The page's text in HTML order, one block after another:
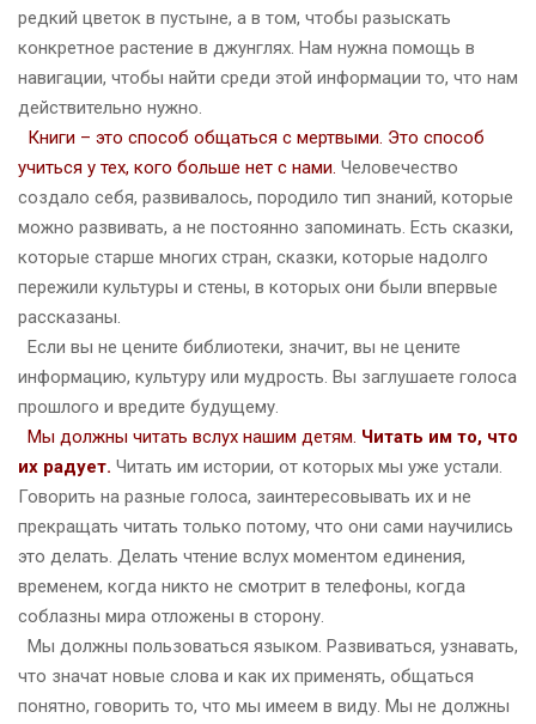
редкий цветок в пустыне, а в том, чтобы разыскать
конкретное растение в джунглях. Нам нужна помощь в
навигации, чтобы найти среди этой информации то, что нам
действительно нужно.
Книги – это способ общаться с мертвыми. Это способ
учиться у тех, кого больше нет с нами. Человечество
создало себя, развивалось, породило тип знаний, которые
можно развивать, а не постоянно запоминать. Есть сказки,
которые старше многих стран, сказки, которые надолго
пережили культуры и стены, в которых они были впервые
рассказаны.
Если вы не цените библиотеки, значит, вы не цените
информацию, культуру или мудрость. Вы заглушаете голоса
прошлого и вредите будущему.
Мы должны читать вслух нашим детям. Читать им то, что
их радует. Читать им истории, от которых мы уже устали.
Говорить на разные голоса, заинтересовывать их и не
прекращать читать только потому, что они сами научились
это делать. Делать чтение вслух моментом единения,
временем, когда никто не смотрит в телефоны, когда
соблазны мира отложены в сторону.
Мы должны пользоваться языком. Развиваться, узнавать,
что значат новые слова и как их применять, общаться
понятно, говорить то, что мы имеем в виду. Мы не должны